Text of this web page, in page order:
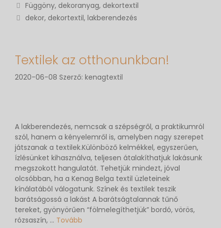
Függöny, dekoranyag, dekortextil
dekor, dekortextil,lakberendezés
Textilek az otthonunkban!
2020-06-08 Szerző: kenagtextil
A lakberendezés, nemcsak a szépségről, a praktikumról
szól, hanem a kényelemről is, amelyben nagy szerepet
játszanak a textilek.Különböző kelmékkel, egyszerűen,
ízlésünket kihasználva, teljesen átalakíthatjuk lakásunk
megszokott hangulatát. Tehetjük mindezt, jóval
olcsóbban, ha a Kenag Belga textil üzleteinek
kínálatából válogatunk. Színek és textilek teszik
barátságossá a lakást A barátságtalannak tűnő
tereket, gyönyörűen “fölmelegíthetjük” bordó, vörös,
rózsaszín, … Tovább